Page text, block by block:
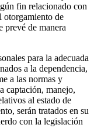
fin relacionado con
otorgamiento de
prevé de manera
para la adecuada
a la dependencia,
a las normas y
captación, manejo,
al estado de
serán tratados en su
con la legislación